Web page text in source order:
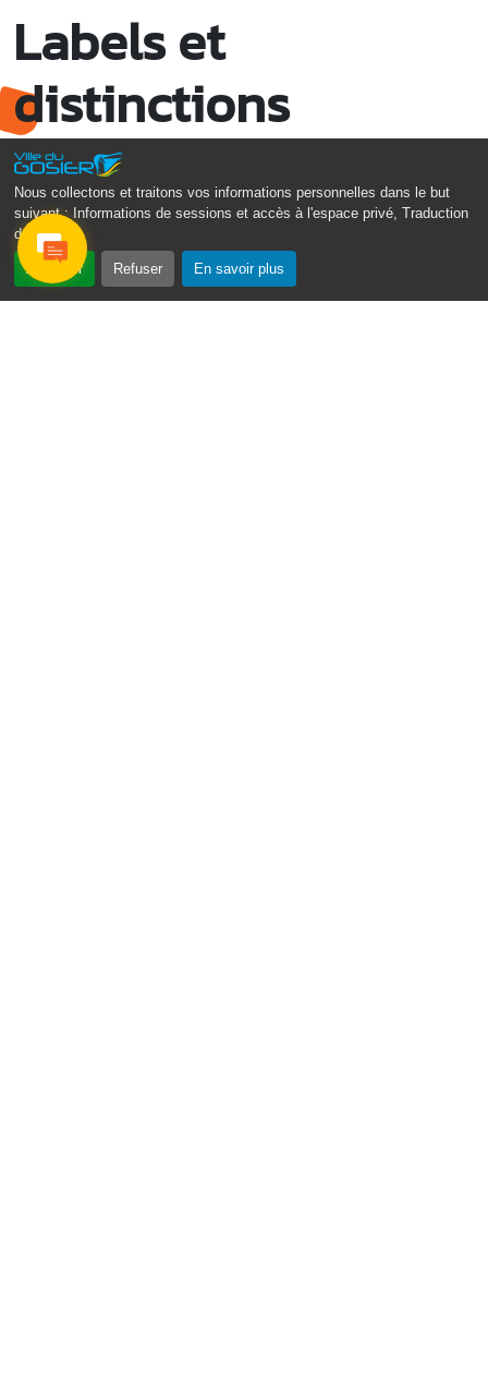
Nous collectons et traitons vos informations personnelles dans le but
suivant :
Informations de sessions et accès à l'espace privé, Traduction
des pages .
Accepter Refuser En savoir plus
l’association Riviera en mouvman
Route de la Riviera – 97190 Le Gosier (à côté du centre
auto Negre)
Dim. 21 septembre 2025 08h30 - 13h30
Départ : Parking du Pôle administratif
Dim. 21 septembre 2025 10h00 - 15h30
Jouné pòt gran wouvè avec l’AJSF
Mar. 23 septembre 2025 17h30 - 20h30
Labels et
distinctions